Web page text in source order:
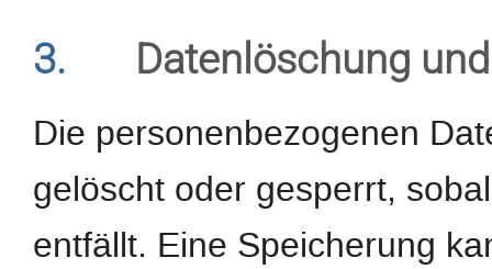
3. Datenlöschung
Die personenbezogenen
gelöscht oder gesperrt,
entfällt. Eine Speicherung